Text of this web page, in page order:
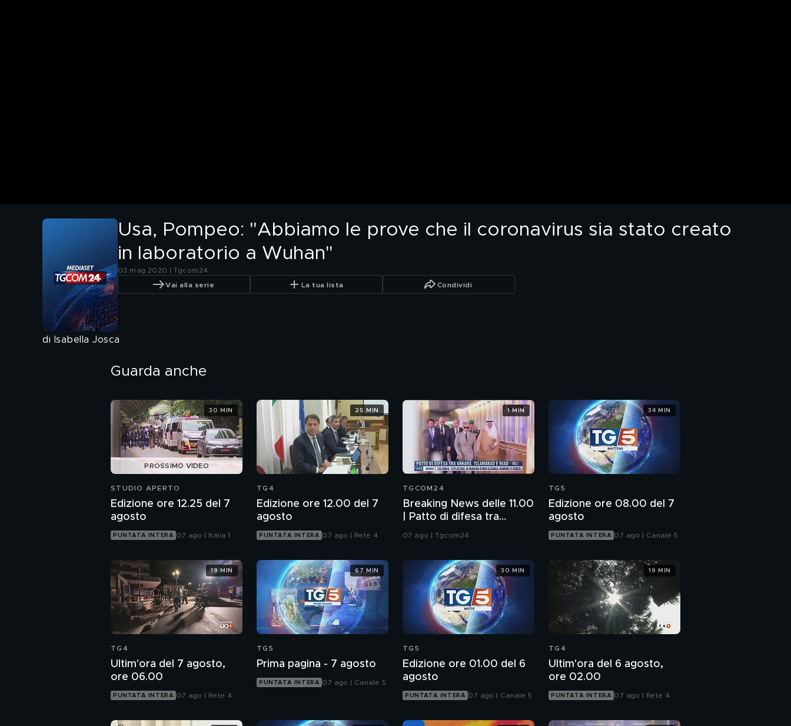
Usa, Pompeo: "Abbiamo le prove che il coronavirus sia stato creato
in laboratorio a Wuhan"
03 mag 2020 | Tgcom24
Vai alla serie La tua lista Condividi
di Isabella Josca
Guarda anche
PROSSIMO VIDEO
STUDIO APERTO
Edizione ore 12.25 del 7
agosto
PUNTATA INTERA 07 ago | Italia 1
30 MIN
TG4
Edizione ore 12.00 del 7
agosto
PUNTATA INTERA 07 ago | Rete 4
25 MIN
TGCOM24
Breaking News delle 11.00
| Patto di difesa tra
Ankara, Islamabad e Riad
07 ago | Tgcom24
1 MIN
TG5
Edizione ore 08.00 del 7
agosto
PUNTATA INTERA 07 ago | Canale 5
34 MIN
TG4
Ultim'ora del 7 agosto,
ore 06.00
PUNTATA INTERA 07 ago | Rete 4
19 MIN
TG5
Prima pagina - 7 agosto
PUNTATA INTERA 07 ago | Canale 5
67 MIN
TG5
Edizione ore 01.00 del 6
agosto
PUNTATA INTERA 07 ago | Canale 5
30 MIN
TG4
Ultim'ora del 6 agosto,
ore 02.00
PUNTATA INTERA 07 ago | Rete 4
19 MIN